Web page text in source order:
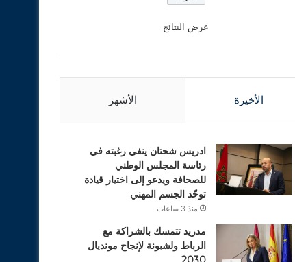
عرض النتائج
الأخيرة الأشهر
ادريس شحتان ينفي رغبته في
رئاسة المجلس الوطني
للصحافة ويدعو إلى اختيار قيادة
توحّد الجسم المهني
منذ 3 ساعات
مدريد تتمسك بالشراكة مع
الرباط ولشبونة لإنجاح مونديال